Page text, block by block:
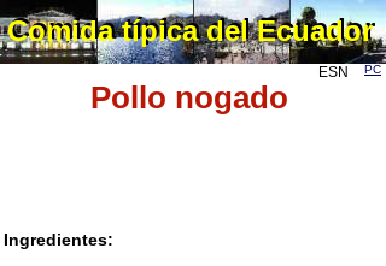
PC
Comida típica del Ecuador
Comida típica del Ecuador
Pollo nogado
ESN
Ingredientes: